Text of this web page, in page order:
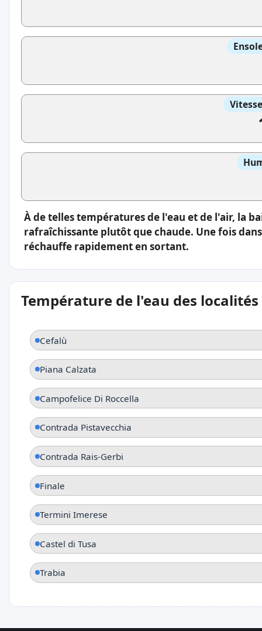
À de telles températures de l'eau et de l'air, la
rafraîchissante plutôt que chaude. Une fois
réchauffe rapidement en sortant.
Température de l'eau des
Cefalù
Piana Calzata
Campofelice Di Roccella
Contrada Pistavecchia
Contrada Rais-Gerbi
Finale
Termini Imerese
Castel di Tusa
Trabia